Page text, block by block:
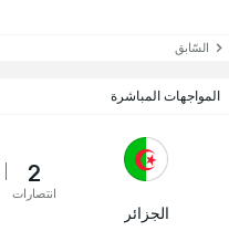
السّابق
المواجهات المباشرة
الجزائر
2
انتصارات